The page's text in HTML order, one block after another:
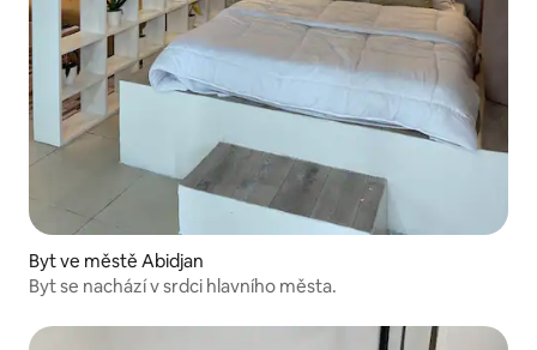
Byt ve městě Abidjan
Byt se nachází v srdci hlavního města.